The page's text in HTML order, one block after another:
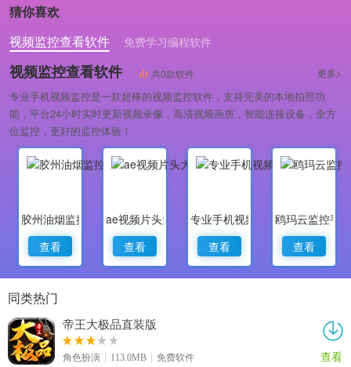
猜你喜欢
视频监控查看软件
免费学习编程软件
专业做婚礼策划的软件
视频监控查看软件 共0款软件 更多>
专业手机视频监控是一款超棒的视频监控软件，支持完美的本地拍照功
能，平台24小时实时更新视频录像，高清视频画质，智能连接设备，全方
位监控，更好的监控体验！
胶州油烟监控
查看
ae视频片头大师
查看
专业手机视频监控
查看
鸥玛云监控平
查看
同类热门
帝王大极品直装版
角色扮演 113.0MB 免费软件 查看